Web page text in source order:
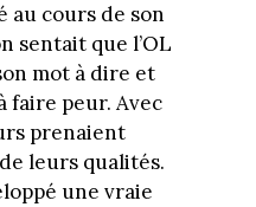
au cours de son
sentait que l’OL
mot à dire et
faire peur. Avec
prenaient
leurs qualités.
une vraie